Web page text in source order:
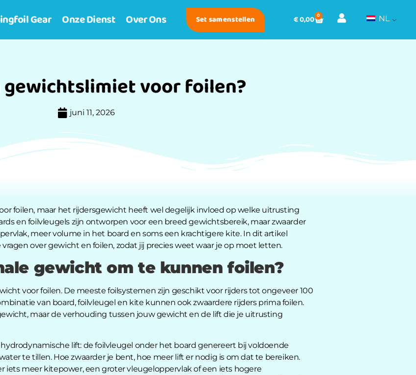
Gear Onze Dienst Over Ons Set samenstellen €0,00 0 NL
gewichtslimiet voor foilen?
juni 11, 2026
foilen, maar het rijdersgewicht heeft wel degelijk invloed op welke uitrusting
en foilvleugels zijn ontworpen voor een breed gewichtsbereik, maar zwaarder
meer volume in het board en soms een krachtigere kite. In dit artikel
over gewicht en foilen, zodat jij precies weet waar je op moet letten.
gewicht om te kunnen foilen?
voor foilen. De meeste foilsystemen zijn geschikt voor rijders tot ongeveer 100
van board, foilvleugel en kite kunnen ook zwaardere rijders prima foilen.
maar de verhouding tussen jouw gewicht en de lift die je uitrusting
lift: de foilvleugel onder het board genereert bij voldoende
te tillen. Hoe zwaarder je bent, hoe meer lift er nodig is om dat te bereiken.
iets meer kitepower, een groter vleugeloppervlak of een iets hogere